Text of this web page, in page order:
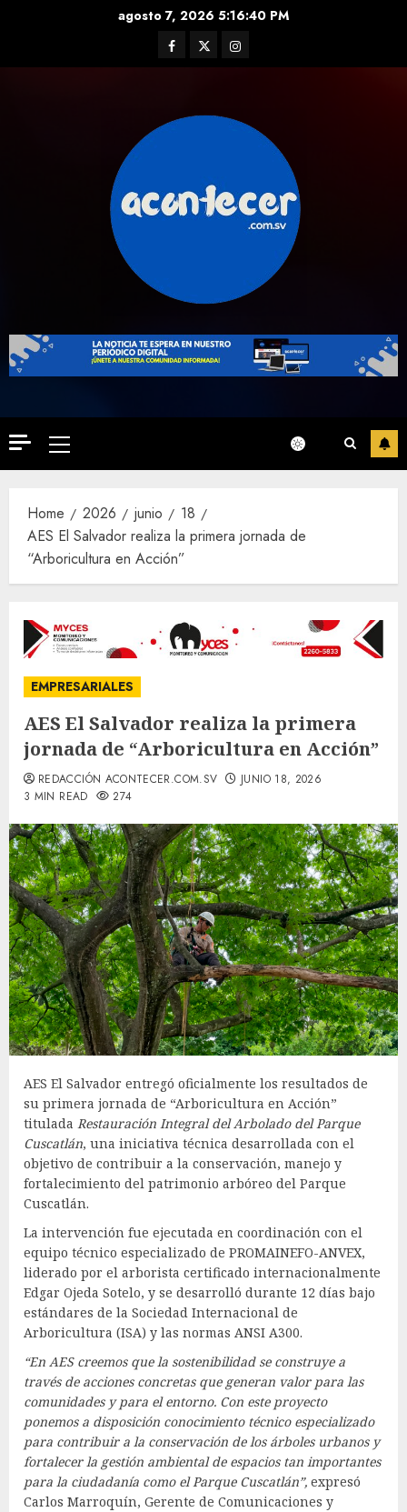
agosto 7, 20265:16:41 PM
Facebook
TwitterInstagram
Primary
Menu
Home 2026 junio
18
AES El Salvador realiza la primera jornada de
“Arboricultura en Acción”
EMPRESARIALES
AES El Salvador realiza la primera
jornada de “Arboricultura en Acción”
REDACCIÓN ACONTECER.COM.SV
JUNIO 18, 2026
3 MIN READ
274
AES El Salvador entregó oficialmente los resultados de
su primera jornada de “Arboricultura en Acción”
titulada Restauración Integral del Arbolado del Parque
Cuscatlán, una iniciativa técnica desarrollada con el
objetivo de contribuir a la conservación, manejo y
fortalecimiento del patrimonio arbóreo del Parque
Cuscatlán.
La intervención fue ejecutada en coordinación con el
equipo técnico especializado de PROMAINEFO-ANVEX,
liderado por el arborista certificado internacionalmente
Edgar Ojeda Sotelo, y se desarrolló durante 12 días bajo
estándares de la Sociedad Internacional de
Arboricultura (ISA) y las normas ANSI A300.
“En AES creemos que la sostenibilidad se construye a
través de acciones concretas que generan valor para las
comunidades y para el entorno. Con este proyecto
ponemos a disposición conocimiento técnico especializado
para contribuir a la conservación de los árboles urbanos y
fortalecer la gestión ambiental de espacios tan importantes
para la ciudadanía como el Parque Cuscatlán”, expresó
Carlos Marroquín, Gerente de Comunicaciones y